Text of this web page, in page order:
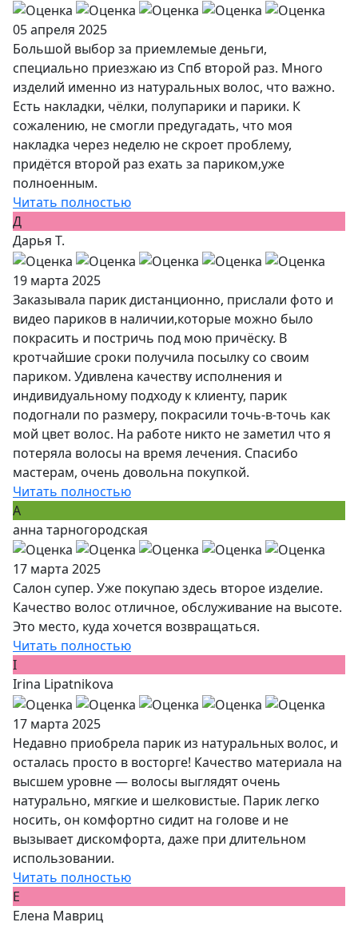
05 апреля 2025
Большой выбор за приемлемые деньги,
специально приезжаю из Спб второй раз. Много
изделий именно из натуральных волос, что важно.
Есть накладки, чёлки, полупарики и парики. К
сожалению, не смогли предугадать, что моя
накладка через неделю не скроет проблему,
придётся второй раз ехать за париком,уже
полноенным.
Читать полностью
Д
Дарья Т.
19 марта 2025
Заказывала парик дистанционно, прислали фото и
видео париков в наличии,которые можно было
покрасить и постричь под мою причёску. В
кротчайшие сроки получила посылку со своим
париком. Удивлена качеству исполнения и
индивидуальному подходу к клиенту, парик
подогнали по размеру, покрасили точь-в-точь как
мой цвет волос. На работе никто не заметил что я
потеряла волосы на время лечения. Спасибо
мастерам, очень довольна покупкой.
Читать полностью
А
анна тарногородская
17 марта 2025
Салон супер. Уже покупаю здесь второе изделие.
Качество волос отличное, обслуживание на высоте.
Это место, куда хочется возвращаться.
Читать полностью
I
Irina Lipatnikova
17 марта 2025
Недавно приобрела парик из натуральных волос, и
осталась просто в восторге! Качество материала на
высшем уровне — волосы выглядят очень
натурально, мягкие и шелковистые. Парик легко
носить, он комфортно сидит на голове и не
вызывает дискомфорта, даже при длительном
использовании.
Читать полностью
Е
Елена Мавриц